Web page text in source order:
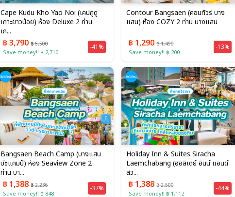
Cape Kudu Kho Yao Noi (เคปกูดู
เกาะยาวน้อย) ห้อง Deluxe 2 ท่าน
เก...
฿ 3,790 ฿ 6,500
Save money!! ฿ 2,710
-41%
Contour Bangsaen (คอนทัวร์ บาง
แสน) ห้อง COZY 2 ท่าน บางแสน
฿ 1,290฿ 1,490
Save money!! ฿ 200
-13%
Bangsaen Beach Camp (บางแสน
บีชแคมป์) ห้อง Seaview Zone 2
ท่าน บา...
฿ 1,388 ฿ 2,236
Save money!! ฿ 848
-37%
Holiday Inn & Suites Siracha
Laemchabang (ฮอลิเดย์ อินน์ แอนด์
สว...
฿ 1,388฿ 2,500
Save money!! ฿ 1,112
-44%